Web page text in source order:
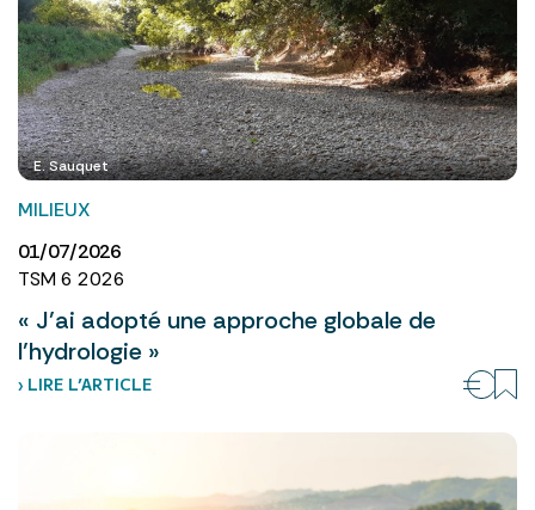
E. Sauquet
MILIEUX
01/07/2026
TSM 6 2026
« J’ai adopté une approche globale de
l’hydrologie »
› LIRE L’ARTICLE